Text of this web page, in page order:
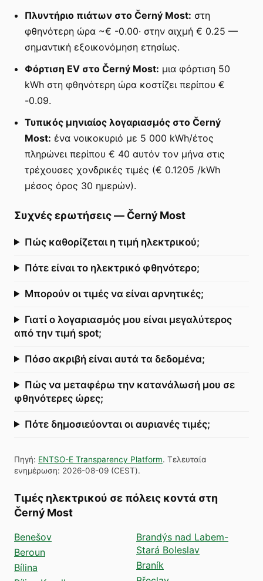
Πλυντήριο πιάτων στο Černý Most: στη
φθηνότερη ώρα ~€ -0.00· στην αιχμή € 0.25 —
σημαντική εξοικονόμηση ετησίως.
Φόρτιση EV στο Černý Most: μια φόρτιση 50
kWh στη φθηνότερη ώρα κοστίζει περίπου €
-0.09.
Τυπικός μηνιαίος λογαριασμός στο Černý
Most: ένα νοικοκυριό με 5 000 kWh/έτος
πληρώνει περίπου € 40 αυτόν τον μήνα στις
τρέχουσες χονδρικές τιμές (€ 0.1205 /kWh
μέσος όρος 30 ημερών).
Συχνές ερωτήσεις— Černý Most
Πώς καθορίζεται η τιμή ηλεκτρικού;
Πότε είναι το ηλεκτρικό φθηνότερο;
Μπορούν οι τιμές να είναι αρνητικές;
Γιατί ο λογαριασμός μου είναι μεγαλύτερος
από την τιμή spot;
Πόσο ακριβή είναι αυτά τα δεδομένα;
Πώς να μεταφέρω την κατανάλωσή μου σε
φθηνότερες ώρες;
Πότε δημοσιεύονται οι αυριανές τιμές;
Πηγή: ENTSO-E Transparency Platform. Τελευταία
ενημέρωση: 2026-08-09 (CEST).
Τιμές ηλεκτρικού σε πόλεις κοντά στη
Černý Most
Benešov
Beroun
Bílina
Brandýs nad Labem-
Stará Boleslav
Braník